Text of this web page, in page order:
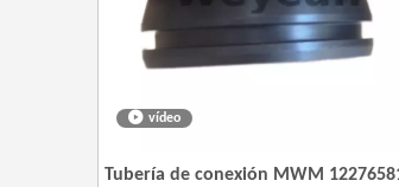
vídeo
Tubería de conexión MWM